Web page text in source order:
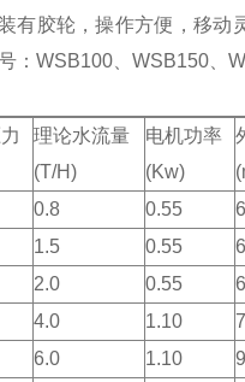
有胶轮，操作方便，移
：WSB100、WSB150、
理论水流量
(T/H)
电机功率
(Kw)
0.8 0.55
1.5 0.55
2.0 0.55
4.0 1.10
6.0 1.10